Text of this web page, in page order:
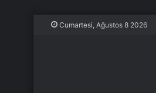
Cumartesi, Ağustos 8 2026